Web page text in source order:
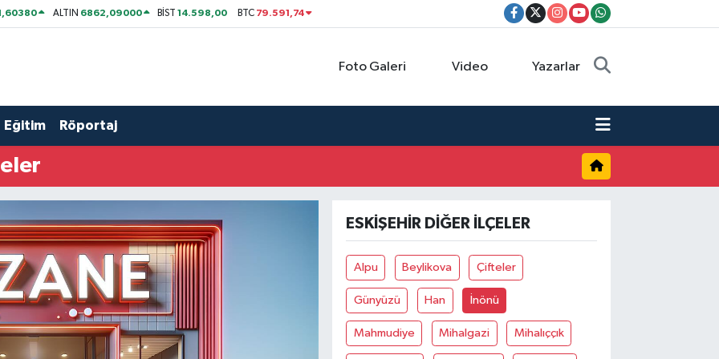
ALTIN 6862,09000 BİST14.598,00 BTC 79.591,74
Foto Galeri Video Yazarlar
Eğitim Röportaj
ESKIŞEHIR DIĞER İLÇELER
Alpu Beylikova Çifteler
Günyüzü Han İnönü
Mahmudiye Mihalgazi Mihalıççık